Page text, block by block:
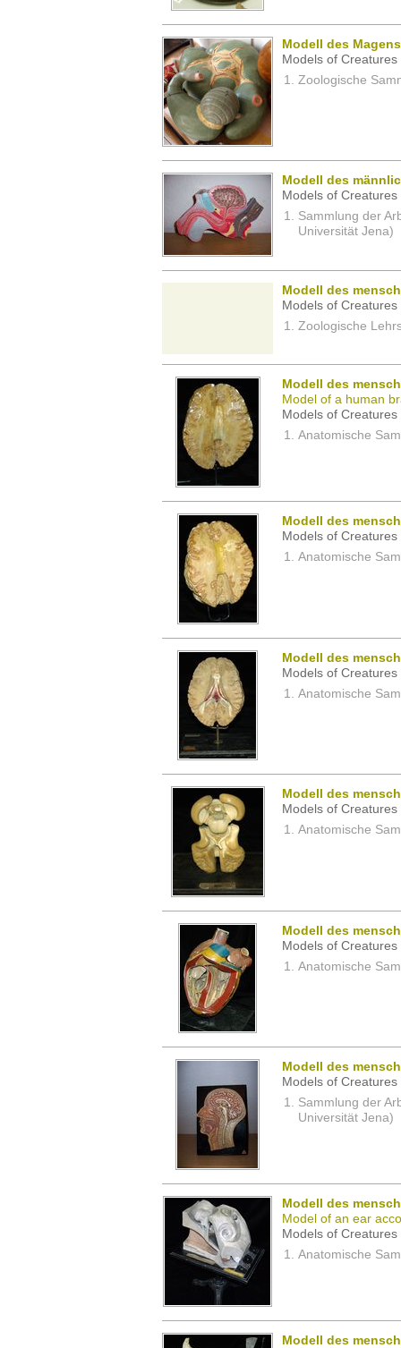
Modell des
Models of
Zoologische
Modell des
Models of
Sammlung der
Universität Jena)
Modell des
Models of
Zoologische
Modell des
Model of a human
Models of
Anatomische
Modell des
Models of
Anatomische
Modell des
Models of
Anatomische
Modell des
Models of
Anatomische
Modell des
Models of
Anatomische
Modell des
Models of
Sammlung der
Universität Jena)
Modell des
Model of an ear
Models of
Anatomische
Modell des